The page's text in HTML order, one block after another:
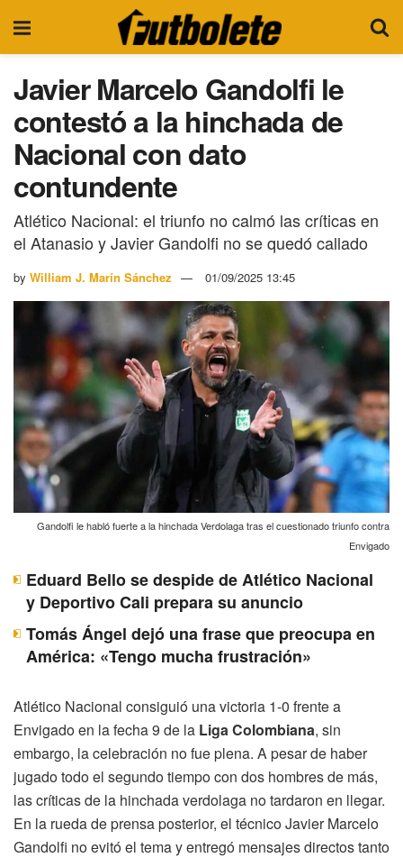
Javier Marcelo Gandolfi le
contestó a la hinchada de
Nacional con dato
contundente
Atlético Nacional: el triunfo no calmó las críticas en
el Atanasio y Javier Gandolfi no se quedó callado
by William J. Marín Sánchez 01/09/2025 13:45
Gandolfi le habló fuerte a la hinchada Verdolaga tras el cuestionado triunfo contra
Envigado
Eduard Bello se despide de Atlético Nacional
y Deportivo Cali prepara su anuncio
Tomás Ángel dejó una frase que preocupa en
América: «Tengo mucha frustración»
Atlético Nacional consiguió una victoria 1-0 frente a
Envigado en la fecha 9 de la Liga Colombiana, sin
embargo, la celebración no fue plena. A pesar de haber
jugado todo el segundo tiempo con dos hombres de más,
las críticas de la hinchada verdolaga no tardaron en llegar.
En la rueda de prensa posterior, el técnico Javier Marcelo
Gandolfi no evitó el tema y entregó mensajes directos tanto